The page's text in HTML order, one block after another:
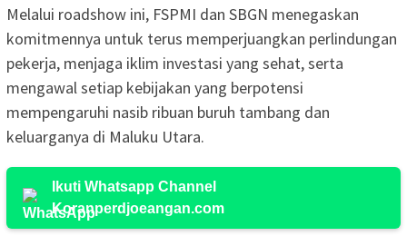
Melalui roadshow ini, FSPMI dan SBGN menegaskan
komitmennya untuk terus memperjuangkan perlindungan
pekerja, menjaga iklim investasi yang sehat, serta
mengawal setiap kebijakan yang berpotensi
mempengaruhi nasib ribuan buruh tambang dan
keluarganya di Maluku Utara.
Ikuti Whatsapp Channel
Koranperdjoeangan.com